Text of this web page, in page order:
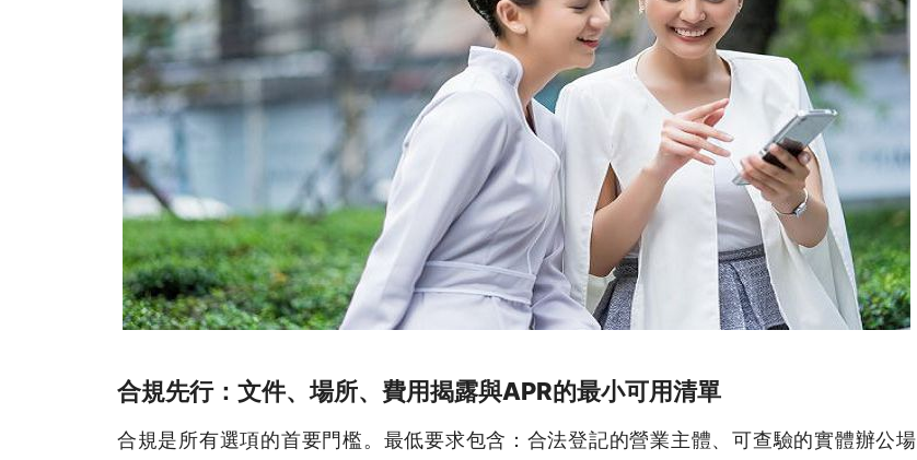
合規先行：文件、場所、費用揭露與APR的最小可用清單
合規是所有選項的首要門檻。最低要求包含：合法登記的營業主體、可查驗的實體辦公場